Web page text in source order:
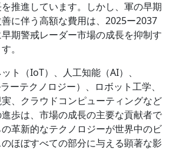
推進しています。しかし、軍の早期
に伴う高額な費用は、2025ー2037
期警戒レーダー市場の成長を抑制す
。
ト（IoT）、人工知能（AI）、
ーテクノロジー）、ロボット工学、
、クラウドコンピューティングなど
歩は、市場の成長の主要な貢献者で
革新的なテクノロジーが世界中のビ
ほぼすべての部分に与える顕著な影